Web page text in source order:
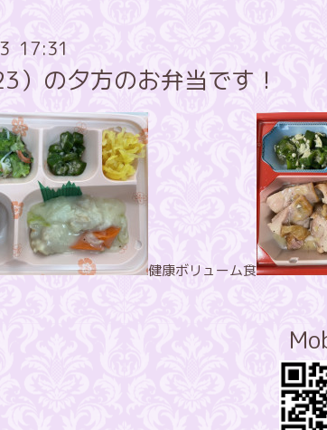
17:31
）の夕方のお弁当です！
健康ボリューム食